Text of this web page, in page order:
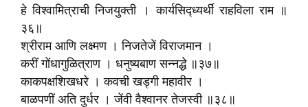
हे विश्वामित्राची निजयुक्ती । कार्यसिद्ध्यर्थीं राहविला राम ॥
३६॥
श्रीराम आणि लक्ष्मण । निजतेजें विराजमान ।
करीं गोंधागुळित्राण । धनुष्यबाण सन्नद्धे ॥३७॥
काकपक्षशिखधरे । कवची खड्गी महावीर ।
बाळपणीं अति दुर्धर । जेंवी वैश्वानर तेजस्वी ॥३८॥